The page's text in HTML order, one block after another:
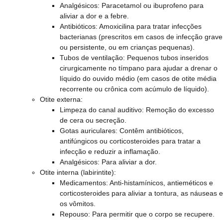
Analgésicos: Paracetamol ou ibuprofeno para
aliviar a dor e a febre.
Antibióticos: Amoxicilina para tratar infecções
bacterianas (prescritos em casos de infecção grave
ou persistente, ou em crianças pequenas).
Tubos de ventilação: Pequenos tubos inseridos
cirurgicamente no tímpano para ajudar a drenar o
líquido do ouvido médio (em casos de otite média
recorrente ou crônica com acúmulo de líquido).
Otite externa:
Limpeza do canal auditivo: Remoção do excesso
de cera ou secreção.
Gotas auriculares: Contêm antibióticos,
antifúngicos ou corticosteroides para tratar a
infecção e reduzir a inflamação.
Analgésicos: Para aliviar a dor.
Otite interna (labirintite):
Medicamentos: Anti-histamínicos, antieméticos e
corticosteroides para aliviar a tontura, as náuseas e
os vômitos.
Repouso: Para permitir que o corpo se recupere.